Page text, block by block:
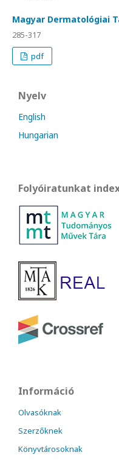
Magyar Dermatológiai
285-317
pdf
Nyelv
English
Hungarian
Folyóiratunkat
Információ
Olvasóknak
Szerzőknek
Könyvtárosoknak